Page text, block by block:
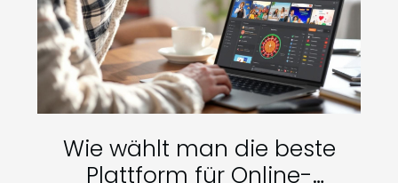
Wie wählt man die beste
Plattform für Online-